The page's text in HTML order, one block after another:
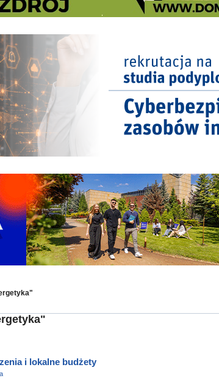
i lokalne budżety